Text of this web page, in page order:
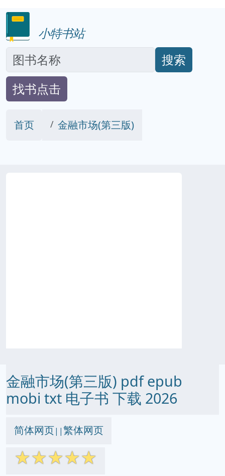
小特书站
搜索
找书点击
首页 金融市场(第三版)
金融市场(第三版) pdf epub
mobi txt 电子书 下载 2026
简体网页||繁体网页
☆☆☆☆☆